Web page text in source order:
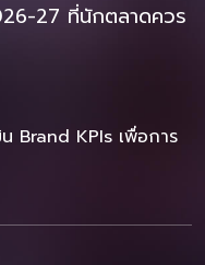
27 ที่นักตลาดควร
น Brand KPIs เพื่อการ